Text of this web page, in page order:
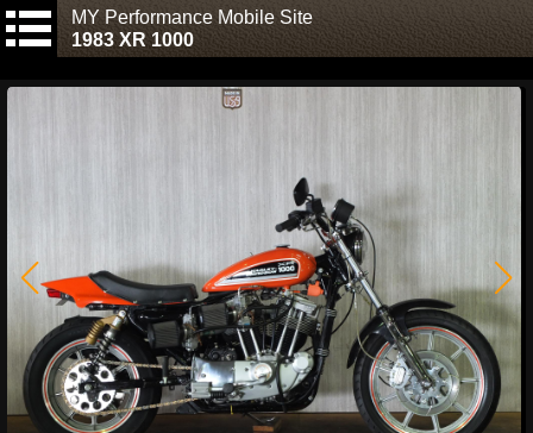
MY Performance Mobile Site
1983 XR 1000